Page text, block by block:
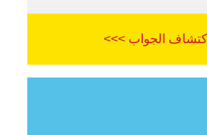
الجواب >>>